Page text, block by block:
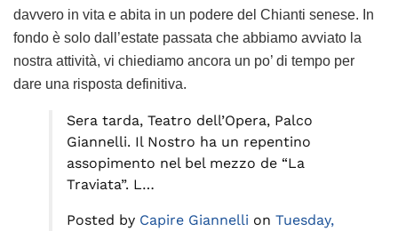
davvero in vita e abita in un podere del Chianti senese. In
fondo è solo dall’estate passata che abbiamo avviato la
nostra attività, vi chiediamo ancora un po’ di tempo per
dare una risposta definitiva.
Sera tarda, Teatro dell’Opera, Palco
Giannelli. Il Nostro ha un repentino
assopimento nel bel mezzo de “La
Traviata”. L…
Posted by Capire Giannelli on Tuesday,